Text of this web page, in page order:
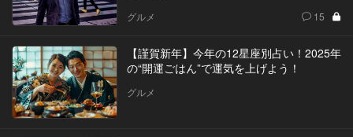
グルメ 15
【謹賀新年】今年の12星座別占い！2025年
の“開運ごはん”で運気を上げよう！
グルメ